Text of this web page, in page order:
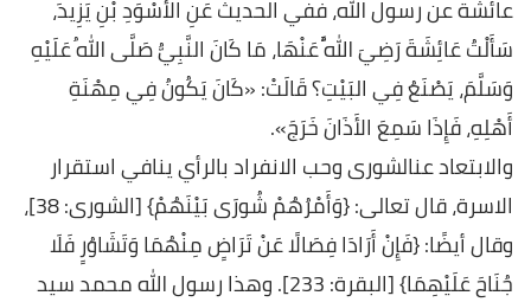
عائشة عن رسول الله، ففي الحديث عَنِ الأَسْوَدِ بْنِ يَزِيدَ،
سَأَلْتُ عَائِشَةَ رَضِيَ اللَّهُ عَنْهَا، مَا كَانَ النَّبِيُّ صَلَّى اللهُ عَلَيْهِ
وَسَلَّمَ، يَصْنَعُ فِي البَيْتِ؟ قَالَتْ: «كَانَ يَكُونُ فِي مِهْنَةِ
أَهْلِهِ، فَإِذَا سَمِعَ الأَذَانَ خَرَجَ».
والابتعاد عنالشورى وحب الانفراد بالرأي ينافي استقرار
الاسرة، قال تعالى: {وَأَمْرُهُمْ شُورَى بَيْنَهُمْ} [الشورى: 38]،
وقال أيضًا: {فَإِنْ أَرَادَا فِصَالًا عَنْ تَرَاضٍ مِنْهُمَا وَتَشَاوُرٍ فَلَا
جُنَاحَ عَلَيْهِمَا} [البقرة: 233]. وهذا رسول الله محمد سيد